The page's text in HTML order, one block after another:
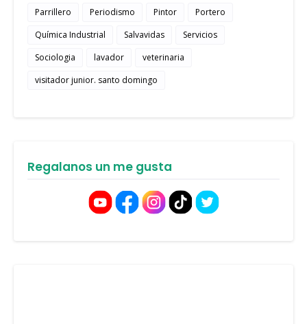
Parrillero
Periodismo Pintor
Portero
Química Industrial
Salvavidas
Servicios
Sociologia
lavador
veterinaria
visitador junior. santo domingo
Regalanos un me gusta